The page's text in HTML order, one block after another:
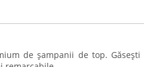
deșampanii de top.